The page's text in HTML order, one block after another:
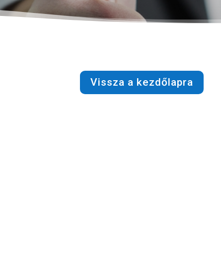
Vissza a kezdőlapra